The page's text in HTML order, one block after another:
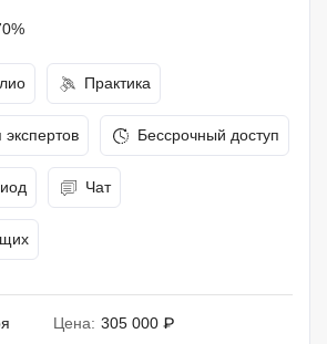
Практика
экспертов Бессрочный доступ
Чат
Цена: 305 000 ₽